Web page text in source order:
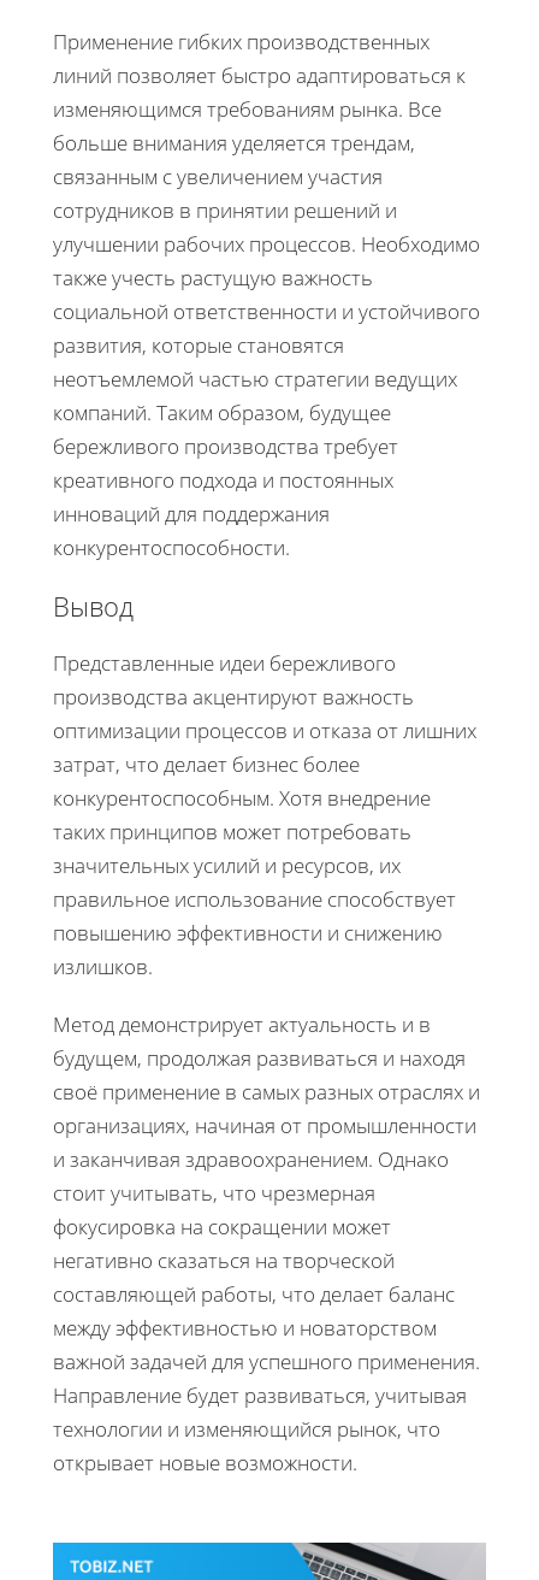
Применение гибких производственных
линий позволяет быстро адаптироваться к
изменяющимся требованиям рынка. Все
больше внимания уделяется трендам,
связанным с увеличением участия
сотрудников в принятии решений и
улучшении рабочих процессов. Необходимо
также учесть растущую важность
социальной ответственности и устойчивого
развития, которые становятся
неотъемлемой частью стратегии ведущих
компаний. Таким образом, будущее
бережливого производства требует
креативного подхода и постоянных
инноваций для поддержания
конкурентоспособности.
Вывод
Представленные идеи бережливого
производства акцентируют важность
оптимизации процессов и отказа от лишних
затрат, что делает бизнес более
конкурентоспособным. Хотя внедрение
таких принципов может потребовать
значительных усилий и ресурсов, их
правильное использование способствует
повышению эффективности и снижению
излишков.
Метод демонстрирует актуальность и в
будущем, продолжая развиваться и находя
своё применение в самых разных отраслях и
организациях, начиная от промышленности
и заканчивая здравоохранением. Однако
стоит учитывать, что чрезмерная
фокусировка на сокращении может
негативно сказаться на творческой
составляющей работы, что делает баланс
между эффективностью и новаторством
важной задачей для успешного применения.
Направление будет развиваться, учитывая
технологии и изменяющийся рынок, что
открывает новые возможности.